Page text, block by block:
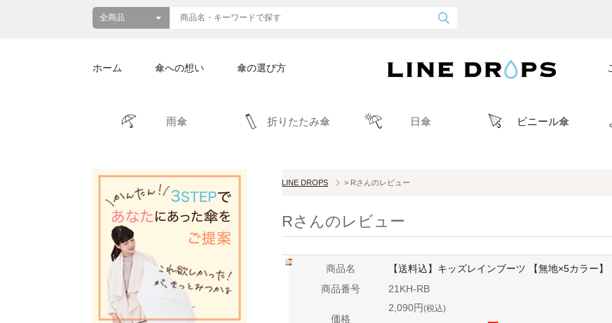
ホーム 傘への想い 傘の選び方
雨傘 折りたたみ傘 日傘 ビニール傘
LINE DROPS > Rさんのレビュー
Rさんのレビュー
商品名
【送料込】キッズレインブーツ 【無地×5カラー】
商品番号
21KH-RB
価格
2,090円(税込)